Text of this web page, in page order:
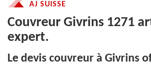
AJ SUISSE
Couvreur Givrins 1271
expert.
Le devis couvreur à Givrins